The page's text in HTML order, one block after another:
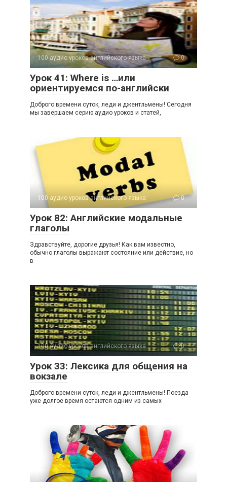
100 аудио уроков английского языка 0
Урок 41: Where is …или
ориентируемся по-английски
Доброго времени суток, леди и джентльмены! Сегодня
мы завершаем серию аудио уроков и статей,
100 аудио уроков английского языка 0
Урок 82: Английские модальные
глаголы
Здравствуйте, дорогие друзья! Как вам известно,
обычно глаголы выражают состояние или действие, но
в
100 аудио уроков английского языка 0
Урок 33: Лексика для общения на
вокзале
Доброго времени суток, леди и джентльмены! Поезда
уже долгое время остаются одним из самых